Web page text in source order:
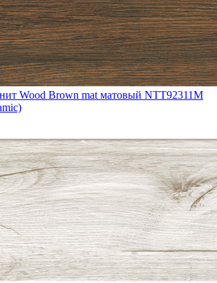
Wood Brown mat матовый NTT92311M